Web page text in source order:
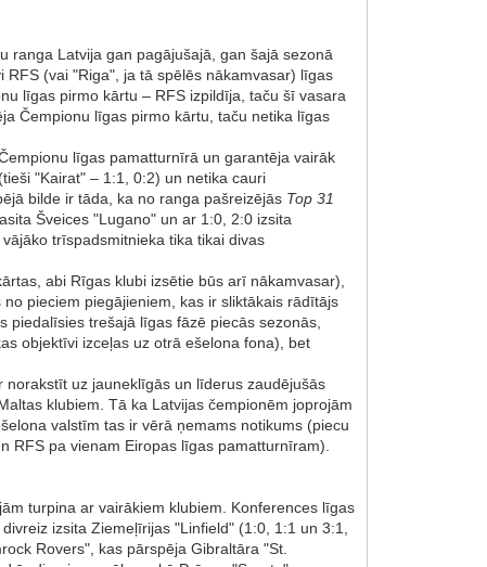
ranga Latvija gan pagājušajā, gan šajā sezonā
(vai "Riga", ja tā spēlēs nākamvasar) līgas
līgas pirmo kārtu – RFS izpildīja, taču šī vasara
Čempionu līgas pirmo kārtu, taču netika līgas
līgas pamatturnīrā un garantēja vairāk
"Kairat" – 1:1, 0:2) un netika cauri
bilde ir tāda, ka no ranga pašreizējās Top 31
Šveices "Lugano" un ar 1:0, 2:0 izsita
trīspadsmitnieka tika tikai divas
abi Rīgas klubi izsētie būs arī nākamvasar),
pieciem piegājieniem, kas ir sliktākais rādītājs
piedalīsies trešajā līgas fāzē piecās sezonās,
objektīvi izceļas uz otrā ešelona fona), bet
uz jauneklīgās un līderus zaudējušās
klubiem. Tā ka Latvijas čempionēm joprojām
valstīm tas ir vērā ņemams notikums (piecu
RFS pa vienam Eiropas līgas pamatturnīram).
turpina ar vairākiem klubiem. Konferences līgas
izsita Ziemeļīrijas "Linfield" (1:0, 1:1 un 3:1,
Rovers", kas pārspēja Gibraltāra "St.